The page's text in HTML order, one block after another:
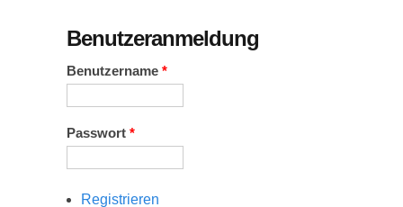
Benutzeranmeldung
Benutzername *
Passwort *
Registrieren